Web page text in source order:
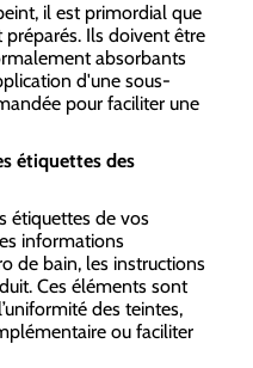
il est primordial que
Ils doivent être
absorbants
d'une sous-
pour faciliter une
étiquettes des
étiquettes de vos
informations
de bain, les instructions
Ces éléments sont
des teintes,
ou faciliter